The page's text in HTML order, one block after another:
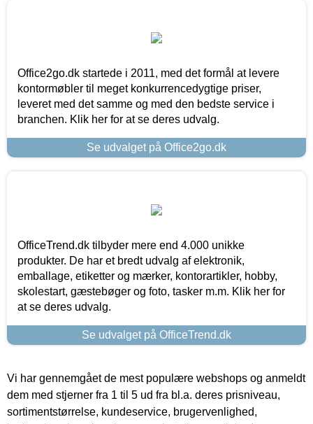
Office2go.dk startede i 2011, med det formål at levere
kontormøbler til meget konkurrencedygtige priser,
leveret med det samme og med den bedste service i
branchen. Klik her for at se deres udvalg.
Se udvalget på Office2go.dk
OfficeTrend.dk tilbyder mere end 4.000 unikke
produkter. De har et bredt udvalg af elektronik,
emballage, etiketter og mærker, kontorartikler, hobby,
skolestart, gæstebøger og foto, tasker m.m. Klik her for
at se deres udvalg.
Se udvalget på OfficeTrend.dk
Vi har gennemgået de mest populære webshops og anmeldt
dem med stjerner fra 1 til 5 ud fra bl.a. deres prisniveau,
sortimentstørrelse, kundeservice, brugervenlighed,